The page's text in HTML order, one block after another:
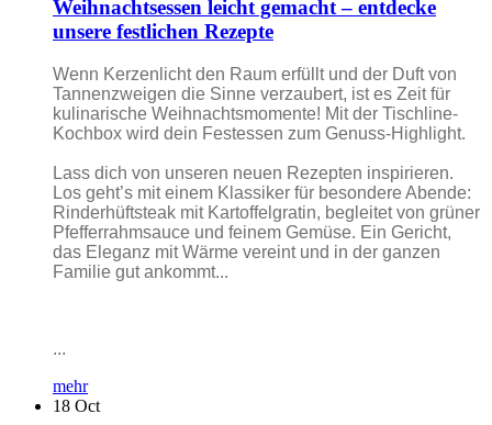
Weihnachtsessen leicht gemacht – entdecke
unsere festlichen Rezepte
Wenn Kerzenlicht den Raum erfüllt und der Duft von
Tannenzweigen die Sinne verzaubert, ist es Zeit für
kulinarische Weihnachtsmomente! Mit der Tischline-
Kochbox wird dein Festessen zum Genuss-Highlight.
Lass dich von unseren neuen Rezepten inspirieren.
Los geht’s mit einem Klassiker für besondere Abende:
Rinderhüftsteak mit Kartoffelgratin, begleitet von grüner
Pfefferrahmsauce und feinem Gemüse. Ein Gericht,
das Eleganz mit Wärme vereint und in der ganzen
Familie gut ankommt...
...
mehr
18 Oct